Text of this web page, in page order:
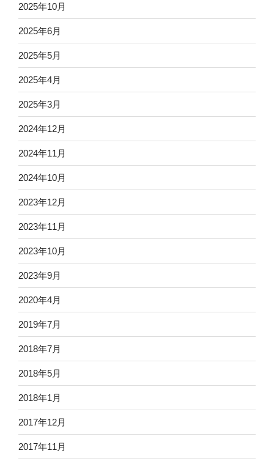
2025年10月
2025年6月
2025年5月
2025年4月
2025年3月
2024年12月
2024年11月
2024年10月
2023年12月
2023年11月
2023年10月
2023年9月
2020年4月
2019年7月
2018年7月
2018年5月
2018年1月
2017年12月
2017年11月